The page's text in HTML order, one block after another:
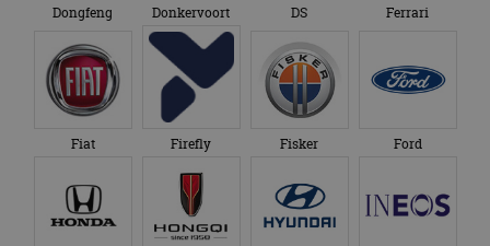
Dongfeng Donkervoort DS Ferrari
Fiat Firefly Fisker Ford